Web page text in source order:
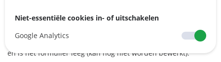
aangemaakt en kunnen ze worden beheerd in het tabblad
Reservering. Bij reserveringen die via sync worden gemaakt,
worden de gegevens "gesynchroniseerd met Google/Airbnb"
en is het formulier leeg (kan nog niet worden bewerkt).
Niet-essentiële cookies in- of uitschakelen
Google Analytics